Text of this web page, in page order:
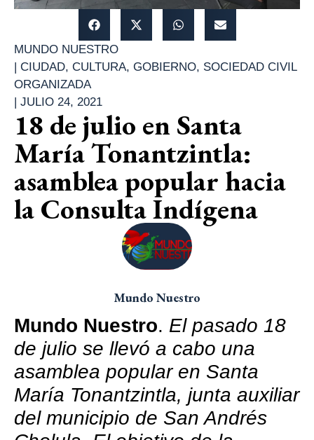
MUNDO NUESTRO
| CIUDAD, CULTURA, GOBIERNO, SOCIEDAD CIVIL
ORGANIZADA
| JULIO 24, 2021
18 de julio en Santa
María Tonantzintla:
asamblea popular hacia
la Consulta Indígena
Mundo Nuestro
Mundo Nuestro. El pasado 18
de julio se llevó a cabo una
asamblea popular en Santa
María Tonantzintla, junta auxiliar
del municipio de San Andrés